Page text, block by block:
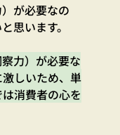
が必要なの
思います。
力）が必要な
しいため、単
消費者の心を